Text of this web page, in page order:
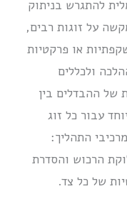
להתגרש בניתוק
על זוגות רבים,
או פרקטיות
ולכללים
של ההבדלים בין
עבור כל זוג
התהליך:
הרכוש והסדרת
של כל צד.